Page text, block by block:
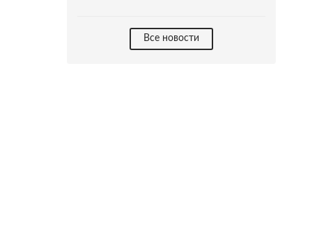
Все новости